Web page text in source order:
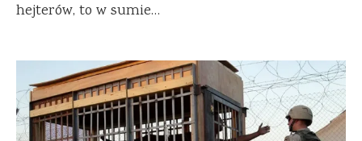
hejterów, to w sumie…